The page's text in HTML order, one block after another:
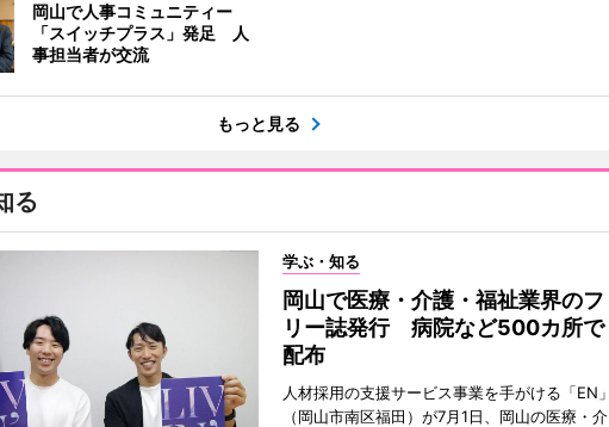
岡山で人事コミュニティー
「スイッチプラス」発足 人
事担当者が交流
もっと見る
る
学ぶ・知る
岡山で医療・介護・福祉業界のフ
リー誌発行 病院など500カ所で
配布
人材採用の支援サービス事業を手がける「EN」
（岡山市南区福田）が7月1日、岡山の医療・介